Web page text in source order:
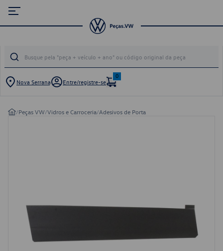
Nova Serrana Entre/registre-se
0
/Peças VW/Vidros e Carroceria/Adesivos de Porta